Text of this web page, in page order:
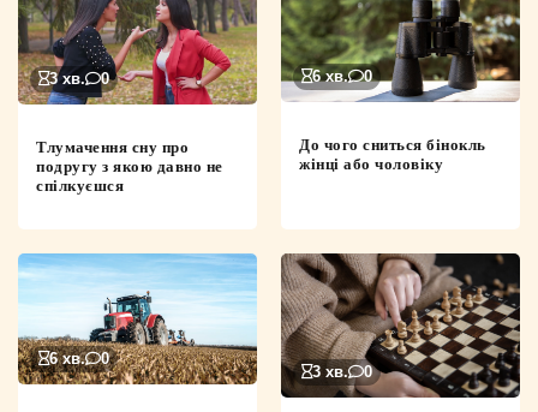
3 хв. 0
Тлумачення сну про
подругу з якою давно не
спілкуєшся
6 хв. 0
До чого сниться бінокль
жінці або чоловіку
6 хв. 0
3 хв. 0